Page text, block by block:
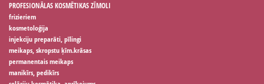
PROFESIONĀLAS KOSMĒTIKAS ZĪMOLI
frizieriem
kosmetoloģija
injekciju preparāti, pīlingi
meikaps, skropstu ķīm.krāsas
permanentais meikaps
manikīrs, pedikīrs